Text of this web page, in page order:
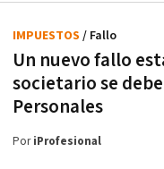
Un nuevo fallo
societario se
Personales
IMPUESTOS / Fallo
PoriProfesional